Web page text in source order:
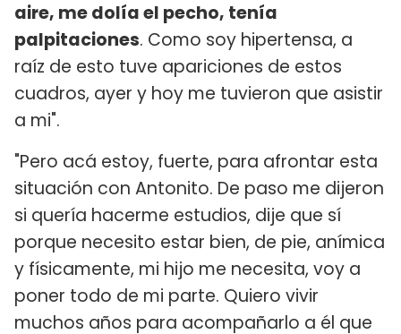
aire, me dolía el pecho, tenía
palpitaciones. Como soy hipertensa, a
raíz de esto tuve apariciones de estos
cuadros, ayer y hoy me tuvieron que asistir
a mi".
"Pero acá estoy, fuerte, para afrontar esta
situación con Antonito. De paso me dijeron
si quería hacerme estudios, dije que sí
porque necesito estar bien, de pie, anímica
y físicamente, mi hijo me necesita, voy a
poner todo de mi parte. Quiero vivir
muchos años para acompañarlo a él que